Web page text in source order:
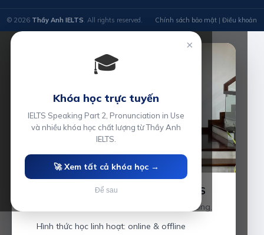
© 2026 Thầy Anh IELTS. All rights reserved. Chính sách bảo mật | Điều khoản
Luyện thi IELTS cùng Thầy Anh IELTS
Giáo viên hơn 10 năm kinh nghiệm tại Hải Phòng.
Hình thức học linh hoạt: online & offline
×
🎓
Khóa học trực tuyến
IELTS Speaking Part 2, Pronunciation in Use
và nhiều khóa học chất lượng từ Thầy Anh
IELTS.
🚀 Xem tất cả khóa học →
Để sau